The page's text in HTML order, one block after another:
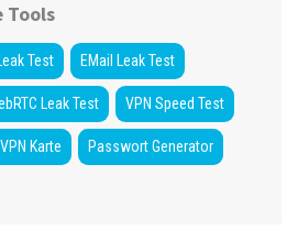
Tools
Test EMail Leak Test
Leak Test VPN Speed Test
Karte Passwort Generator